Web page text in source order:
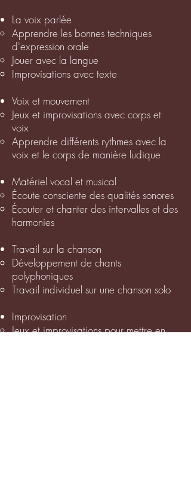
La voix parlée
Apprendre les bonnes techniques
d'expression orale
Jouer avec la langue
Improvisations avec texte
Voix et mouvement
Jeux et improvisations avec corps et
voix
Apprendre différents rythmes avec la
voix et le corps de manière ludique
Matériel vocal et musical
Écoute consciente des qualités sonores
Écouter et chanter des intervalles et des
harmonies
Travail sur la chanson
Développement de chants
polyphoniques
Travail individuel sur une chanson solo
Improvisation
Jeux et improvisations pour mettre en